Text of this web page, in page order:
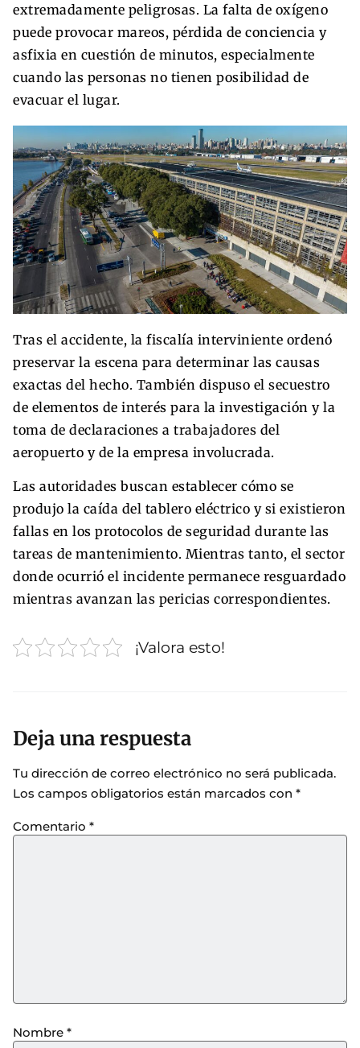
extremadamente peligrosas. La falta de oxígeno
puede provocar mareos, pérdida de conciencia y
asfixia en cuestión de minutos, especialmente
cuando las personas no tienen posibilidad de
evacuar el lugar.
Tras el accidente, la fiscalía interviniente ordenó
preservar la escena para determinar las causas
exactas del hecho. También dispuso el secuestro
de elementos de interés para la investigación y la
toma de declaraciones a trabajadores del
aeropuerto y de la empresa involucrada.
Las autoridades buscan establecer cómo se
produjo la caída del tablero eléctrico y si existieron
fallas en los protocolos de seguridad durante las
tareas de mantenimiento. Mientras tanto, el sector
donde ocurrió el incidente permanece resguardado
mientras avanzan las pericias correspondientes.
¡Valora esto!
Deja una respuesta
Tu dirección de correo electrónico no será publicada.
Los campos obligatorios están marcados con *
Comentario *
Nombre *